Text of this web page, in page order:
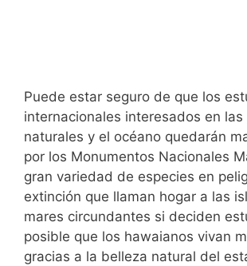
Puede estar seguro de que los
internacionales interesados en las
naturales y el océano quedarán
por los Monumentos Nacionales
gran variedad de especies en
extinción que llaman hogar a las
mares circundantes si deciden
posible que los hawaianos vivan
gracias a la belleza natural del